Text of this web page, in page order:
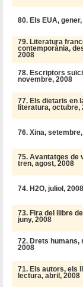
80. Els EUA,
79. Literatura
contemporània,
2008
78. Escriptors
novembre, 2008
77. Els dietaris en
literatura, octubre,
76. Xina,
75. Avantatges de
tren, agost, 2008
74. H2O, juliol, 2008
73. Fira del llibre
juny, 2008
72. Drets humans,
2008
71. Els autors, els
lectura, abril, 2008